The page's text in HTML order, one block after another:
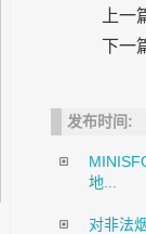
上一
下一
发布时间:
地...
对非法